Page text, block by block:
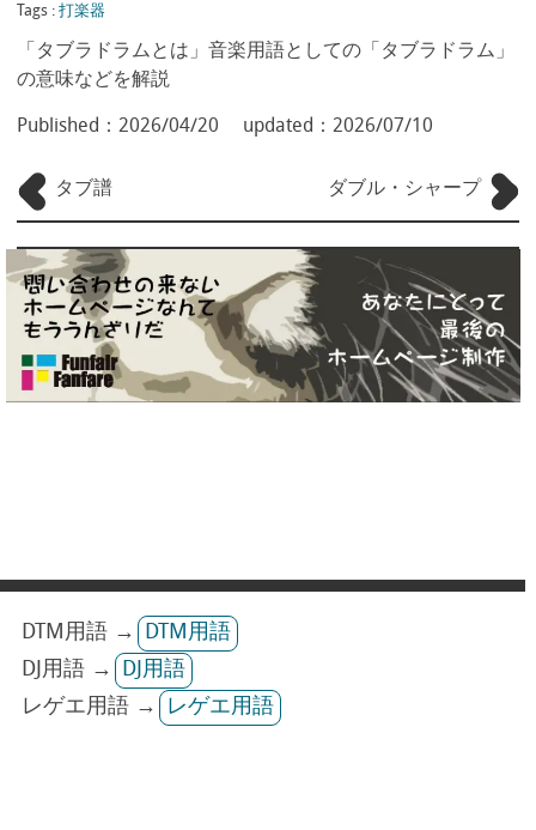
Tags : 打楽器
「タブラドラムとは」音楽用語としての「タブラドラム」
の意味などを解説
Published： 2026/04/20 updated： 2026/07/10
タブ譜 ダブル・シャープ
DTM用語 →
DTM用語
DJ用語 →
DJ用語
レゲエ用語 →
レゲエ用語